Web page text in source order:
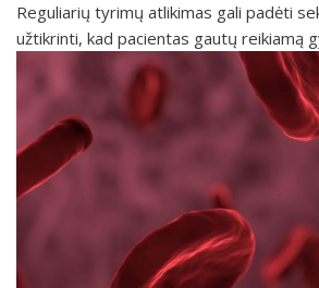
Reguliarių tyrimų atlikimas gali padėti
užtikrinti, kad pacientas gautų reikiamą